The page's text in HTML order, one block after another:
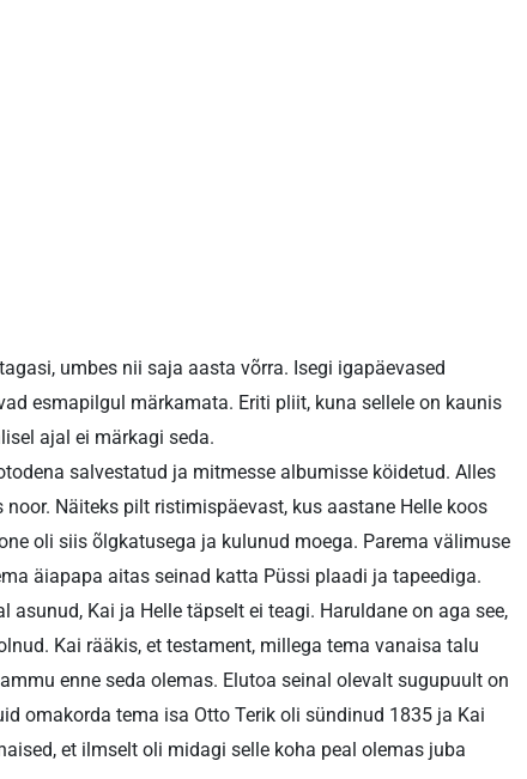
umbes nii saja aasta võrra. Isegi igapäevased
esmapilgul märkamata. Eriti pliit, kuna sellele on kaunis
ajal ei märkagi seda.
salvestatud ja mitmesse albumisse köidetud. Alles
Näiteks pilt ristimispäevast, kus aastane Helle koos
oli siis õlgkatusega ja kulunud moega. Parema välimuse
äiapapa aitas seinad katta Püssi plaadi ja tapeediga.
Kai ja Helle täpselt ei teagi. Haruldane on aga see,
Kai rääkis, et testament, millega tema vanaisa talu
enne seda olemas. Elutoa seinal olevalt sugupuult on
omakorda tema isa Otto Terik oli sündinud 1835 ja Kai
et ilmselt oli midagi selle koha peal olemas juba